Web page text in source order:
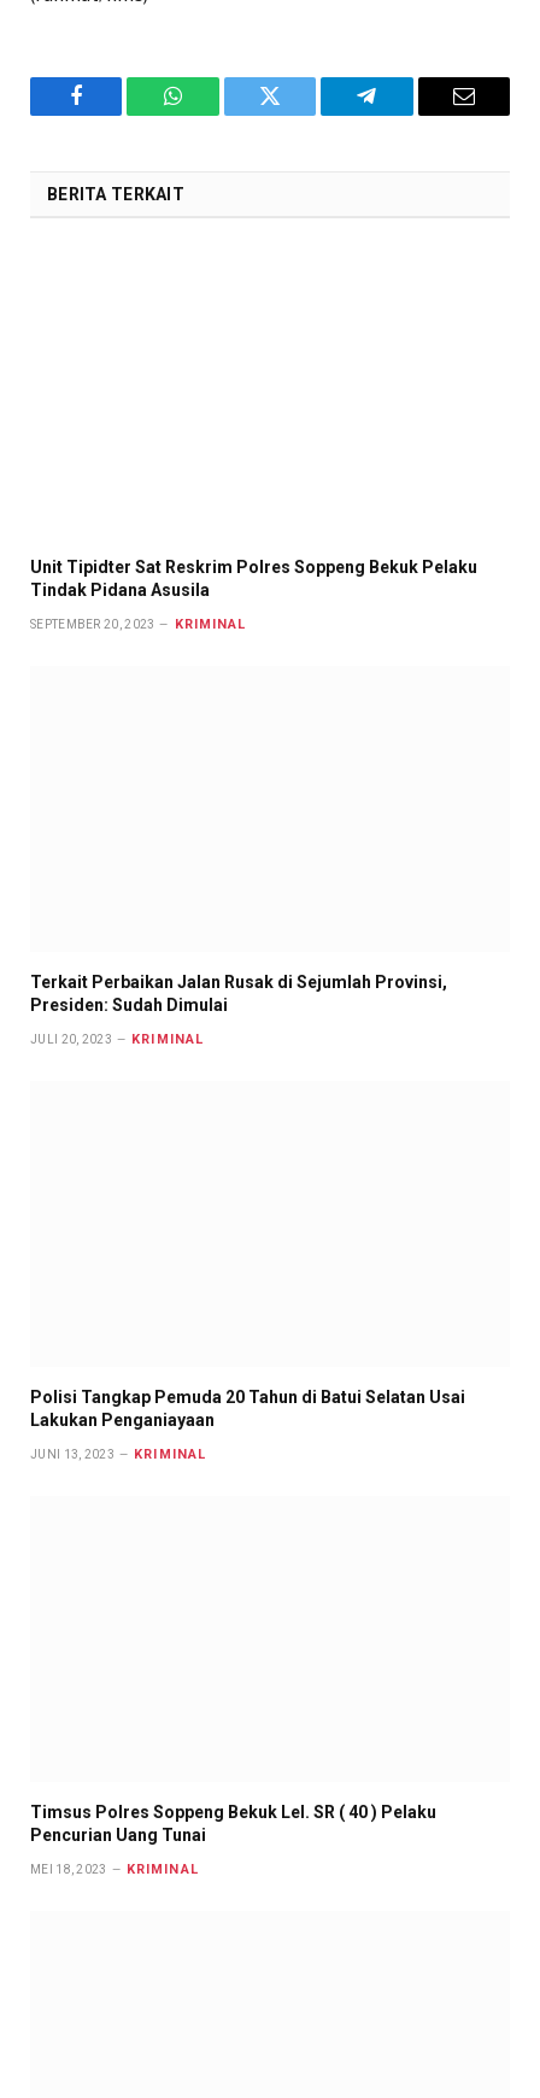
Facebook WhatsAppTwitter Telegram Email
BERITA TERKAIT
Unit Tipidter Sat Reskrim Polres Soppeng Bekuk Pelaku
Tindak Pidana Asusila
SEPTEMBER 20, 2023 KRIMINAL
Terkait Perbaikan Jalan Rusak di Sejumlah Provinsi,
Presiden: Sudah Dimulai
JULI 20, 2023 KRIMINAL
Polisi Tangkap Pemuda 20 Tahun di Batui Selatan Usai
Lakukan Penganiayaan
JUNI 13, 2023 KRIMINAL
Timsus Polres Soppeng Bekuk Lel. SR ( 40 ) Pelaku
Pencurian Uang Tunai
MEI 18, 2023 KRIMINAL